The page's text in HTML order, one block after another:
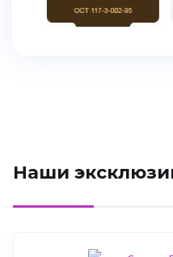
Наши